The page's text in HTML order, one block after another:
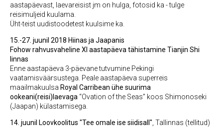
aastapäevast, laevareisist jm on hulga, fotosid ka - tulge
reisimuljeid kuulama.
Üht-teist uudistoodetest kuulsime ka.
15.-27. juunil 2018 Hiinas ja Jaapanis
Fohow rahvusvaheline XI aastapäeva tähistamine Tianjin Shi
linnas
Enne aastapäeva 3-päevane tutvumine Pekingi
vaatamisväärsustega. Peale aastapäeva superreis
maailmakuulsa Royal Carribean ühe suurima
ookeani(reisi)laevaga “Ovation of the Seas” koos Shimonoseki
(Jaapan) külastamisega.
14. juunil Loovkoolitus "Tee omale ise siidisall" , Tallinnas (tellitud)